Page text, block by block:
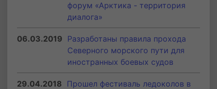
форум «Арктика - территория
диалога»
06.03.2019 Разработаны правила прохода
Северного морского пути для
иностранных боевых судов
29.04.2018 Прошел фестиваль ледоколов в